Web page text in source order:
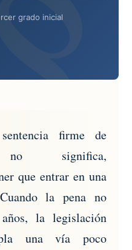
grado inicial
firme de
significa,
que entrar en una
la pena no
la legislación
una vía poco